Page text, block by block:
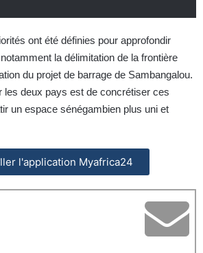
ont été définies pour approfondir
la délimitation de la frontière
du projet de barrage de Sambangalou.
les deux pays est de concrétiser ces
un espace sénégambien plus uni et
l'application Myafrica24